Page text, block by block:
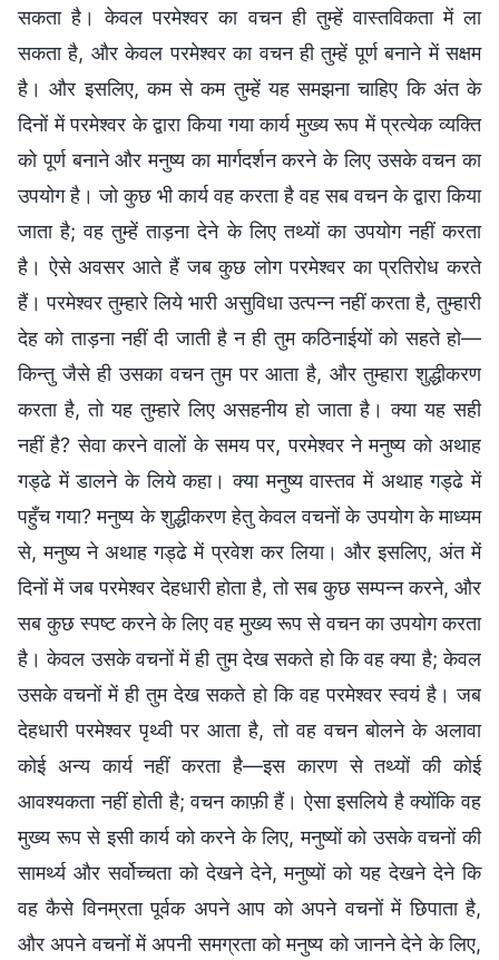
सकता है। केवल परमेश्वर का वचन ही तुम्हें वास्तविकता में ला
सकता है, और केवल परमेश्वर का वचन ही तुम्हें पूर्ण बनाने में सक्षम
है। और इसलिए, कम से कम तुम्हें यह समझना चाहिए कि अंत के
दिनों में परमेश्वर के द्वारा किया गया कार्य मुख्य रूप में प्रत्येक व्यक्ति
को पूर्ण बनाने और मनुष्य का मार्गदर्शन करने के लिए उसके वचन का
उपयोग है। जो कुछ भी कार्य वह करता है वह सब वचन के द्वारा किया
जाता है; वह तुम्हें ताड़ना देने के लिए तथ्यों का उपयोग नहीं करता
है। ऐसे अवसर आते हैं जब कुछ लोग परमेश्वर का प्रतिरोध करते
हैं। परमेश्वर तुम्हारे लिये भारी असुविधा उत्पन्न नहीं करता है, तुम्हारी
देह को ताड़ना नहीं दी जाती है न ही तुम कठिनाईयों को सहते हो—
किन्तु जैसे ही उसका वचन तुम पर आता है, और तुम्हारा शुद्धीकरण
करता है, तो यह तुम्हारे लिए असहनीय हो जाता है। क्या यह सही
नहीं है? सेवा करने वालों के समय पर, परमेश्वर ने मनुष्य को अथाह
गड्ढे में डालने के लिये कहा। क्या मनुष्य वास्तव में अथाह गड्ढे में
पहुँच गया? मनुष्य के शुद्धीकरण हेतु केवल वचनों के उपयोग के माध्यम
से, मनुष्य ने अथाह गड्ढे में प्रवेश कर लिया। और इसलिए, अंत में
दिनों में जब परमेश्वर देहधारी होता है, तो सब कुछ सम्पन्न करने, और
सब कुछ स्पष्ट करने के लिए वह मुख्य रूप से वचन का उपयोग करता
है। केवल उसके वचनों में ही तुम देख सकते हो कि वह क्या है; केवल
उसके वचनों में ही तुम देख सकते हो कि वह परमेश्वर स्वयं है। जब
देहधारी परमेश्वर पृथ्वी पर आता है, तो वह वचन बोलने के अलावा
कोई अन्य कार्य नहीं करता है—इस कारण से तथ्यों की कोई
आवश्यकता नहीं होती है; वचन काफ़ी हैं। ऐसा इसलिये है क्योंकि वह
मुख्य रूप से इसी कार्य को करने के लिए, मनुष्यों को उसके वचनों की
सामर्थ्य और सर्वोच्चता को देखने देने, मनुष्यों को यह देखने देने कि
वह कैसे विनम्रता पूर्वक अपने आप को अपने वचनों में छिपाता है,
और अपने वचनों में अपनी समग्रता को मनुष्य को जानने देने के लिए,